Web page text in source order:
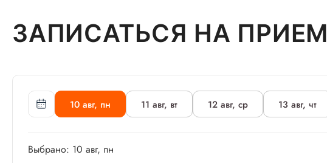
ЗАПИСАТЬСЯ НА ПРИЕМ
10 авг, пн 11 авг, вт 12 авг, ср 13 авг, чт
Выбрано: 10 авг, пн